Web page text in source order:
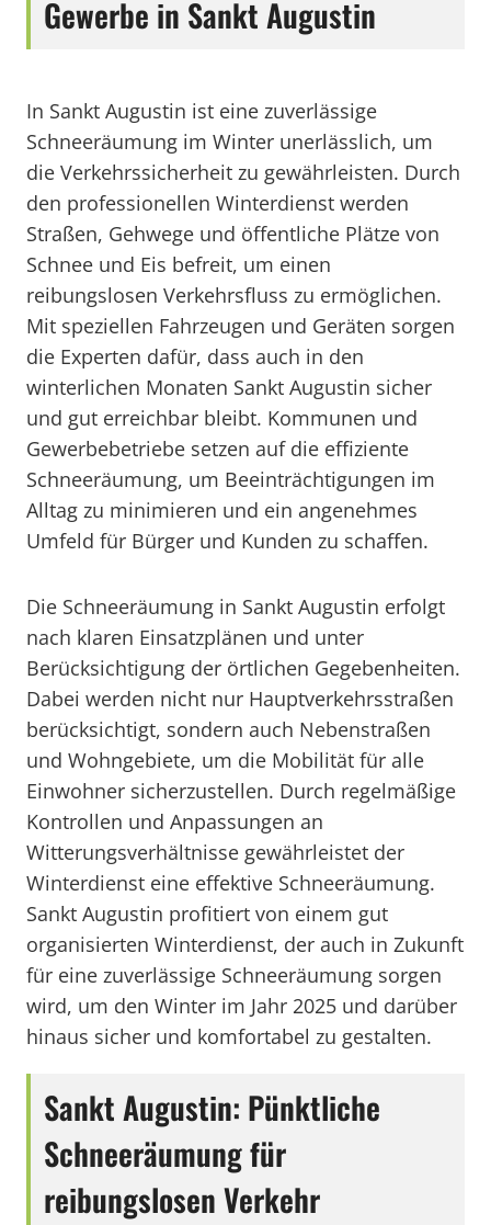
Gewerbe in Sankt Augustin
In Sankt Augustin ist eine zuverlässige
Schneeräumung im Winter unerlässlich, um
die Verkehrssicherheit zu gewährleisten. Durch
den professionellen Winterdienst werden
Straßen, Gehwege und öffentliche Plätze von
Schnee und Eis befreit, um einen
reibungslosen Verkehrsfluss zu ermöglichen.
Mit speziellen Fahrzeugen und Geräten sorgen
die Experten dafür, dass auch in den
winterlichen Monaten Sankt Augustin sicher
und gut erreichbar bleibt. Kommunen und
Gewerbebetriebe setzen auf die effiziente
Schneeräumung, um Beeinträchtigungen im
Alltag zu minimieren und ein angenehmes
Umfeld für Bürger und Kunden zu schaffen.
Die Schneeräumung in Sankt Augustin erfolgt
nach klaren Einsatzplänen und unter
Berücksichtigung der örtlichen Gegebenheiten.
Dabei werden nicht nur Hauptverkehrsstraßen
berücksichtigt, sondern auch Nebenstraßen
und Wohngebiete, um die Mobilität für alle
Einwohner sicherzustellen. Durch regelmäßige
Kontrollen und Anpassungen an
Witterungsverhältnisse gewährleistet der
Winterdienst eine effektive Schneeräumung.
Sankt Augustin profitiert von einem gut
organisierten Winterdienst, der auch in Zukunft
für eine zuverlässige Schneeräumung sorgen
wird, um den Winter im Jahr 2025 und darüber
hinaus sicher und komfortabel zu gestalten.
Sankt Augustin: Pünktliche
Schneeräumung für
reibungslosen Verkehr